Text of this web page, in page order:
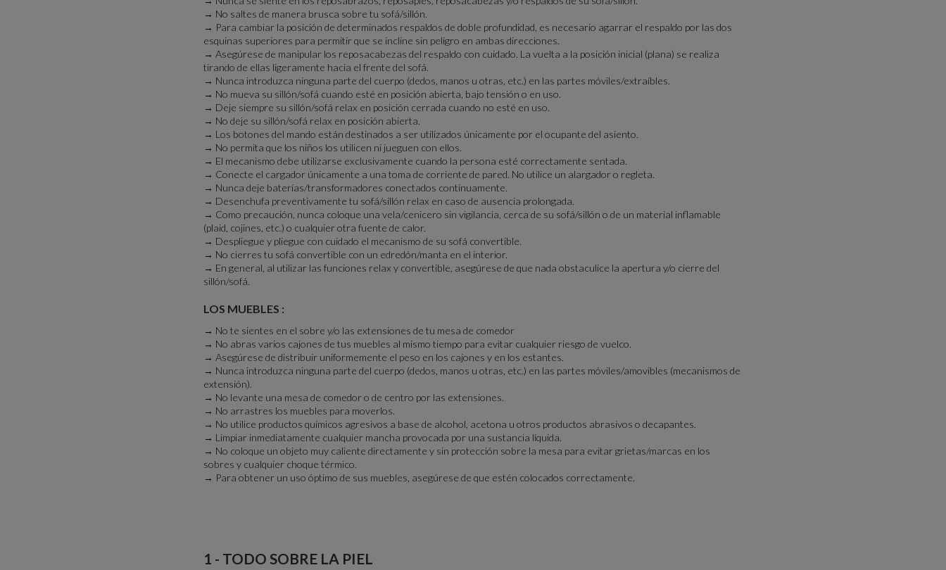
→ No saltes de manera brusca sobre tu sofá/sillón.
→ Para cambiar la posición de determinados respaldos de doble profundidad, es necesario agarrar el respaldo por las dos
esquinas superiores para permitir que se incline sin peligro en ambas direcciones.
→ Asegúrese de manipular los reposacabezas del respaldo con cuidado. La vuelta a la posición inicial (plana) se realiza
tirando de ellas ligeramente hacia el frente del sofá.
→ Nunca introduzca ninguna parte del cuerpo (dedos, manos u otras, etc.) en las partes móviles/extraíbles.
→ No mueva su sillón/sofá cuando esté en posición abierta, bajo tensión o en uso.
→ Deje siempre su sillón/sofá relax en posición cerrada cuando no esté en uso.
→ No deje su sillón/sofá relax en posición abierta.
→ Los botones del mando están destinados a ser utilizados únicamente por el ocupante del asiento.
→ No permita que los niños los utilicen ni jueguen con ellos.
→ El mecanismo debe utilizarse exclusivamente cuando la persona esté correctamente sentada.
→ Conecte el cargador únicamente a una toma de corriente de pared. No utilice un alargador o regleta.
→ Nunca deje baterías/transformadores conectados continuamente.
→ Desenchufa preventivamente tu sofá/sillón relax en caso de ausencia prolongada.
→ Como precaución, nunca coloque una vela/cenicero sin vigilancia, cerca de su sofá/sillón o de un material inflamable
(plaid, cojines, etc.) o cualquier otra fuente de calor.
→ Despliegue y pliegue con cuidado el mecanismo de su sofá convertible.
→ No cierres tu sofá convertible con un edredón/manta en el interior.
→ En general, al utilizar las funciones relax y convertible, asegúrese de que nada obstaculice la apertura y/o cierre del
sillón/sofá.
LOS MUEBLES :
→ No te sientes en el sobre y/o las extensiones de tu mesa de comedor
→ No abras varios cajones de tus muebles al mismo tiempo para evitar cualquier riesgo de vuelco.
→ Asegúrese de distribuir uniformemente el peso en los cajones y en los estantes.
→ Nunca introduzca ninguna parte del cuerpo (dedos, manos u otras, etc.) en las partes móviles/amovibles (mecanismos de
extensión).
→ No levante una mesa de comedor o de centro por las extensiones.
→ No arrastres los muebles para moverlos.
→ No utilice productos químicos agresivos a base de alcohol, acetona u otros productos abrasivos o decapantes.
→ Limpiar inmediatamente cualquier mancha provocada por una sustancia líquida.
→ No coloque un objeto muy caliente directamente y sin protección sobre la mesa para evitar grietas/marcas en los
sobres y cualquier choque térmico.
→ Para obtener un uso óptimo de sus muebles, asegúrese de que estén colocados correctamente.
1 - TODO SOBRE LA PIEL